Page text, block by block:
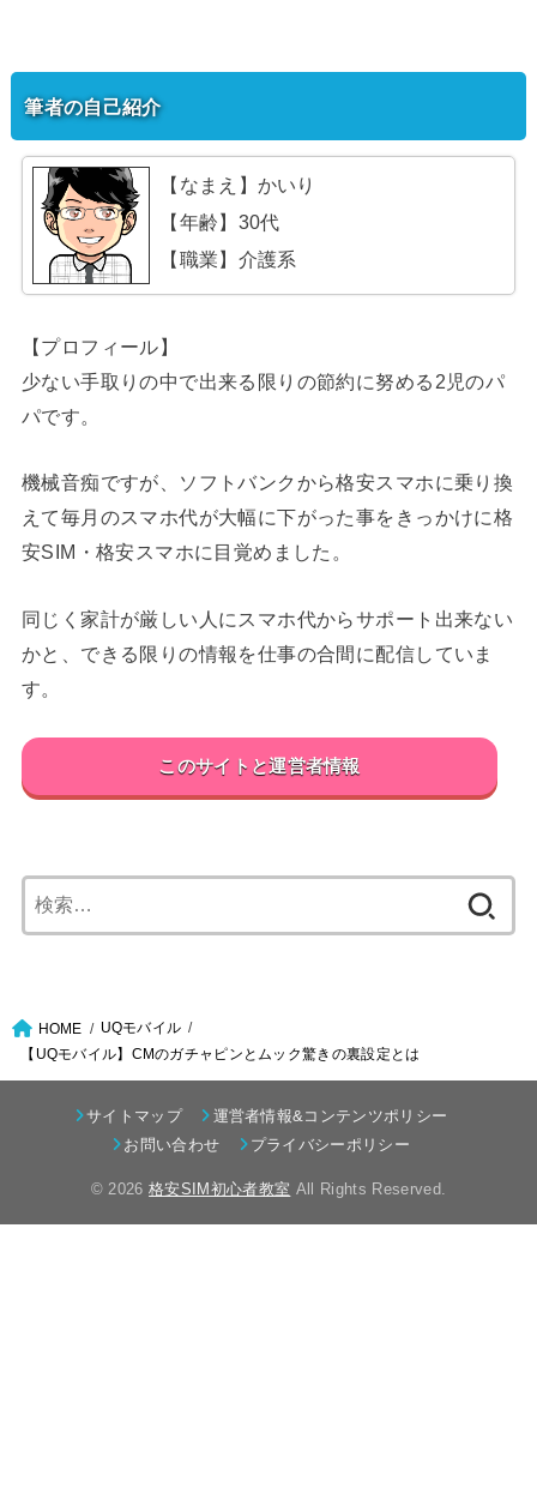
筆者の自己紹介
【なまえ】かいり
【年齢】30代
【職業】介護系
【プロフィール】
少ない手取りの中で出来る限りの節約に努める2児のパ
パです。
機械音痴ですが、ソフトバンクから格安スマホに乗り換
えて毎月のスマホ代が大幅に下がった事をきっかけに格
安SIM・格安スマホに目覚めました。
同じく家計が厳しい人にスマホ代からサポート出来ない
かと、できる限りの情報を仕事の合間に配信していま
す。
このサイトと運営者情報
索:
HOME
UQモバイル
【UQモバイル】CMのガチャピンとムック驚きの裏設定とは
サイトマップ
運営者情報&コンテンツポリシー
お問い合わせ
プライバシーポリシー
© 2026格安SIM初心者教室 All Rights Reserved.